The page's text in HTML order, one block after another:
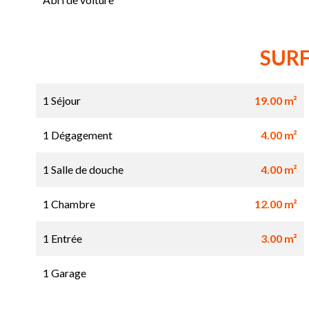
1 Séjour 19.00 m²
1 Dégagement 4.00 m²
1 Salle de douche 4.00 m²
1 Chambre 12.00 m²
1 Entrée 3.00 m²
1 Garage